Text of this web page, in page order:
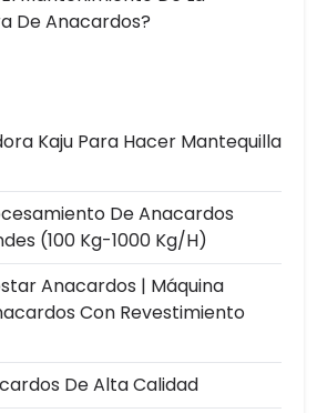
De Anacardos?
Kaju Para Hacer Mantequilla
De Anacardos
(100 Kg-1000 Kg/h)
Anacardos | Máquina
Con Revestimiento
De Alta Calidad